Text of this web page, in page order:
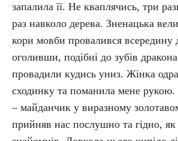
запалила її. Не кваплячись, три
раз навколо дерева. Зненацька
кори мовби провалився всередину
оголивши, подібні до зубів
провадили кудись униз. Жінка
сходинку та поманила мене
– майданчик у виразному
прийняв нас послушно та гідно, як